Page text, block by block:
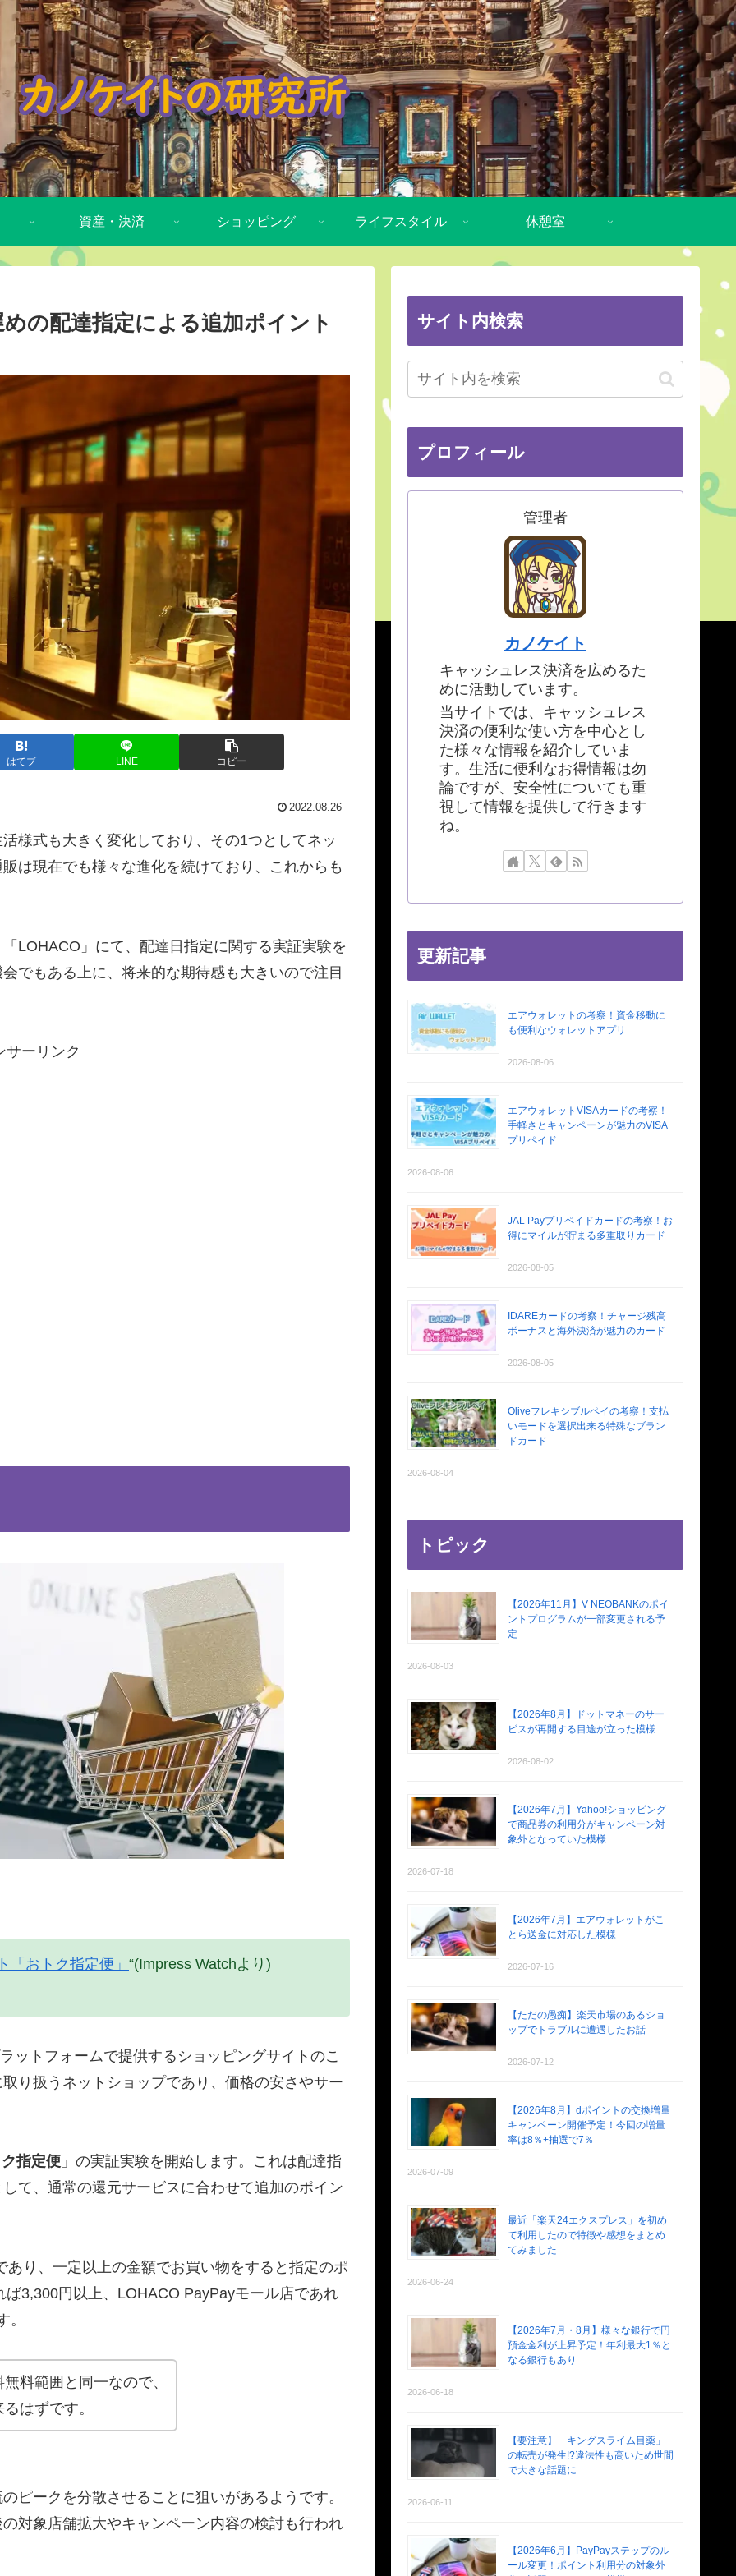
資産・決済 ショッピング ライフスタイル 休憩室
の配達指定による追加ポイント
はてブ LINE コピー
2022.08.26
様式も大きく変化しており、その1つとしてネッ
は現在でも様々な進化を続けており、これからも
LOHACO」にて、配達日指定に関する実証実験を
でもある上に、将来的な期待感も大きいので注目
サーリンク
「おトク指定便」 “(Impress Watchより)
ットフォームで提供するショッピングサイトのこ
り扱うネットショップであり、価格の安さやサー
指定便 」の実証実験を開始します。これは配達指
て、通常の還元サービスに合わせて追加のポイン
り、一定以上の金額でお買い物をすると指定のポ
3,300円以上、LOHACO PayPayモール店であれ
。
料範囲と同一なので、
はずです。
ピークを分散させることに狙いがあるようです。
対象店舗拡大やキャンペーン内容の検討も行われ
サイト内検索
プロフィール
管理者
カノケイト
キャッシュレス決済を広めるた
めに活動しています。
当サイトでは、キャッシュレス
決済の便利な使い方を中心とし
た様々な情報を紹介していま
す。生活に便利なお得情報は勿
論ですが、安全性についても重
視して情報を提供して行きます
ね。
更新記事
エアウォレットの考察！資金移動に
も便利なウォレットアプリ
2026-08-06
エアウォレットVISAカードの考察！
手軽さとキャンペーンが魅力のVISA
プリペイド
2026-08-06
JAL Payプリペイドカードの考察！お
得にマイルが貯まる多重取りカード
2026-08-05
IDAREカードの考察！チャージ残高
ボーナスと海外決済が魅力のカード
2026-08-05
Oliveフレキシブルペイの考察！支払
いモードを選択出来る特殊なブラン
ドカード
2026-08-04
トピック
【2026年11月】V NEOBANKのポイ
ントプログラムが一部変更される予
定
2026-08-03
【2026年8月】ドットマネーのサー
ビスが再開する目途が立った模様
2026-08-02
【2026年7月】Yahoo!ショッピング
で商品券の利用分がキャンペーン対
象外となっていた模様
2026-07-18
【2026年7月】エアウォレットがこ
とら送金に対応した模様
2026-07-16
【ただの愚痴】楽天市場のあるショ
ップでトラブルに遭遇したお話
2026-07-12
【2026年8月】dポイントの交換増量
キャンペーン開催予定！今回の増量
率は8％+抽選で7％
2026-07-09
最近「楽天24エクスプレス」を初め
て利用したので特徴や感想をまとめ
てみました
2026-06-24
【2026年7月・8月】様々な銀行で円
預金金利が上昇予定！年利最大1％と
なる銀行もあり
2026-06-18
【要注意】「キングスライム目薬」
の転売が発生!?違法性も高いため世間
で大きな話題に
2026-06-11
【2026年6月】PayPayステップのル
ール変更！ポイント利用分の対象外